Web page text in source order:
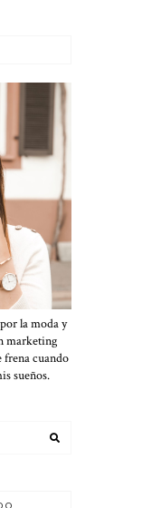
la moda y
marketing
frena cuando
sueños.